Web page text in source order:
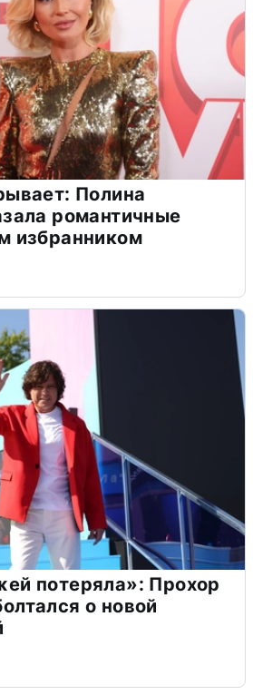
Полина
романтичные
избранником
потеряла»: Прохор
о новой